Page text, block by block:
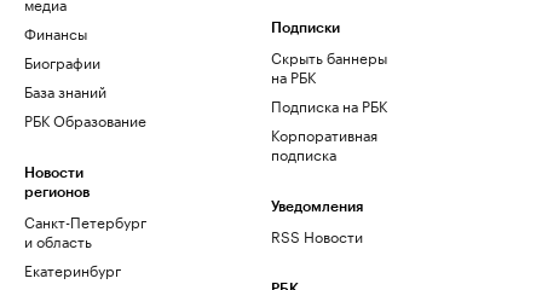
Финансы
Биографии
База знаний
РБК Образование
Новости
регионов
Санкт-Петербург
и область
Екатеринбург
Подписки
Скрыть баннеры
на РБК
Подписка на РБК
Корпоративная
подписка
Уведомления
RSS Новости